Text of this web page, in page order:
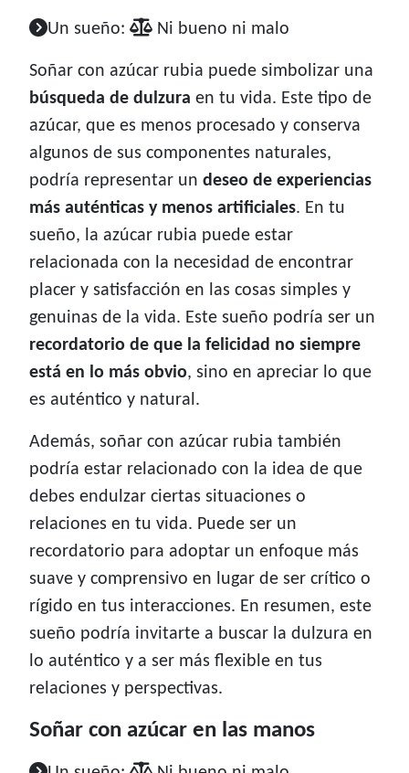
Un sueño: Ni bueno ni malo
Soñar con azúcar rubia puede simbolizar una
búsqueda de dulzura en tu vida. Este tipo de
azúcar, que es menos procesado y conserva
algunos de sus componentes naturales,
podría representar un deseo de experiencias
más auténticas y menos artificiales. En tu
sueño, la azúcar rubia puede estar
relacionada con la necesidad de encontrar
placer y satisfacción en las cosas simples y
genuinas de la vida. Este sueño podría ser un
recordatorio de que la felicidad no siempre
está en lo más obvio, sino en apreciar lo que
es auténtico y natural.
Además, soñar con azúcar rubia también
podría estar relacionado con la idea de que
debes endulzar ciertas situaciones o
relaciones en tu vida. Puede ser un
recordatorio para adoptar un enfoque más
suave y comprensivo en lugar de ser crítico o
rígido en tus interacciones. En resumen, este
sueño podría invitarte a buscar la dulzura en
lo auténtico y a ser más flexible en tus
relaciones y perspectivas.
Soñar con azúcar en las manos